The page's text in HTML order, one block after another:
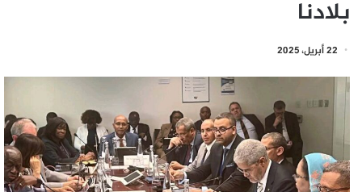
بلادنا
22 أبريل، 2025